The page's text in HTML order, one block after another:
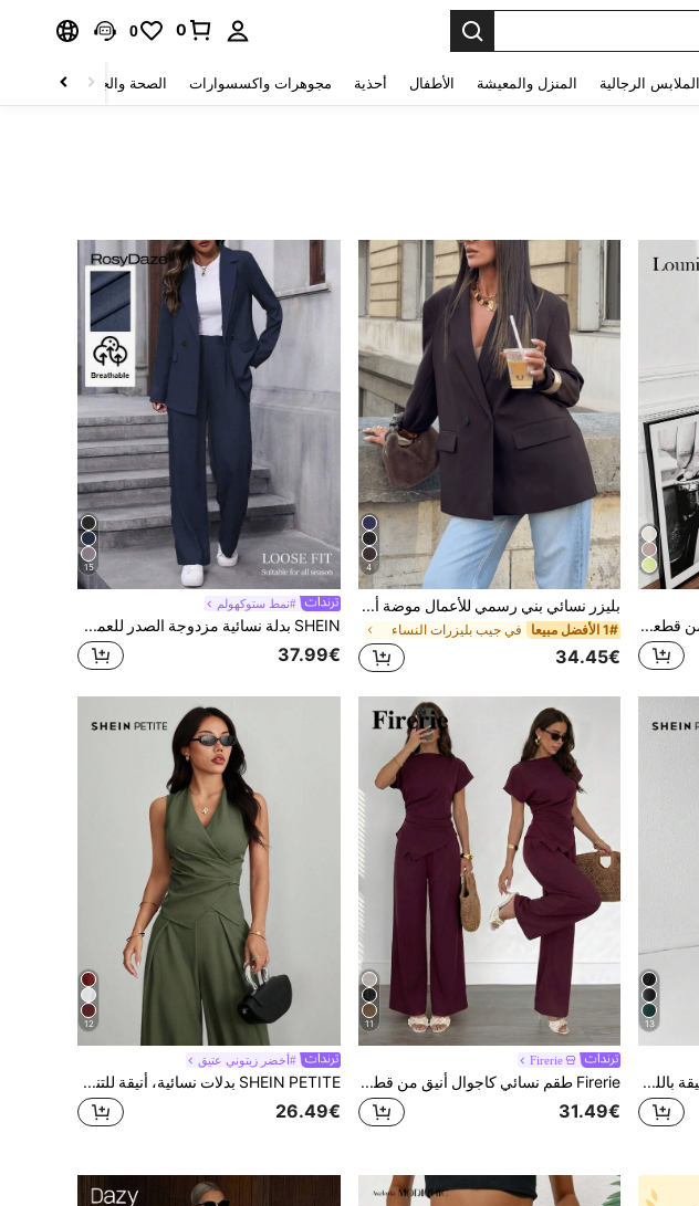
0
0
الملابس الرجالية المنزل والمعيشة الأطفال أحذية مجوهرات واكسسوارات الصحة والجمال
Louniche بدلة تتكون من بليزر من قطعة واحدة وطقم بنطلون مخطط للنساء المسافرات
4
بليزر نسائي بني رسمي للأعمال موضة أنيق لحفلات الزفاف والتخرج والحفلات كاجوال خفيف بلون موحد مزدوج الصدر صيف 2026 خريف وشتاء
1# الأفضل مبيعا في جيب بليزرات النساء
34.45€
15
#نمط ستوكهولم
SHEIN بدلة نسائية مزدوجة الصدر للعمل والتنقل، طقم بدلة نسائية بسترة للنساء، طقم قطعتين للنساء، ملابس مكتبية للنساء
37.99€
13
SHEIN PETITE ملابس نسائية أنيقة باللون الأزرق الداكن للصيف والمكتب، طقم من قطعتين بياقة دائرية وسترة بصف واحد من الأزرار وبنطلون بلون موحد، بدلة عمل كاجوال للتنقل، للنساء الصغيرات
11
Firerie
Firerie طقم نسائي كاجوال أنيق من قطعتين، قميص بنقشة مربعات وحافة غير متماثلة مع بنطلون واسع الساق، مناسب للتنقل اليومي والكاجوال اليومي وملابس العمل الأنيقة/طقم ملابس خريفية نسائية من قطعتين/طقم العودة إلى المدرسة من قطعتين/طقم ملابس المعلمة من قطعتين
31.49€
12
#أخضر زيتوني عتيق
SHEIN PETITE بدلات نسائية، أنيقة للتنقل في الخريف/الشتاء، للنساء الصغيرات
26.49€